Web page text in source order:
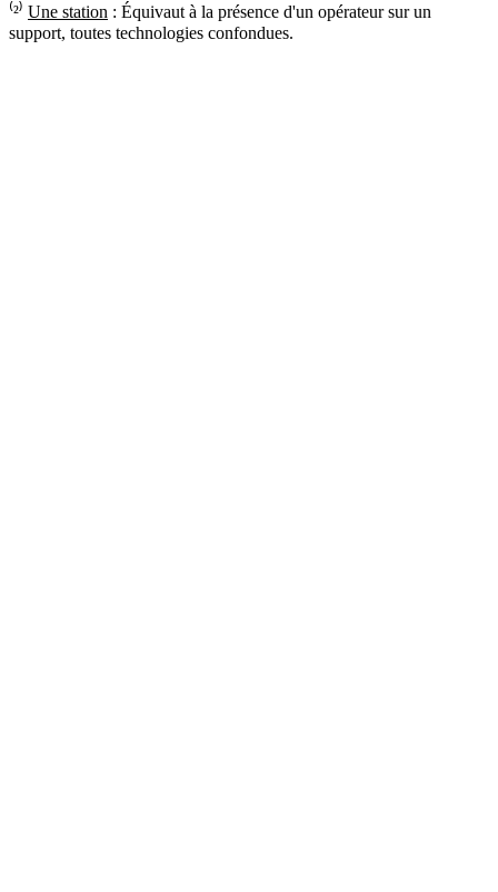
⁽²⁾ Une station : Équivaut à la présence d'un opérateur sur un
support, toutes technologies confondues.